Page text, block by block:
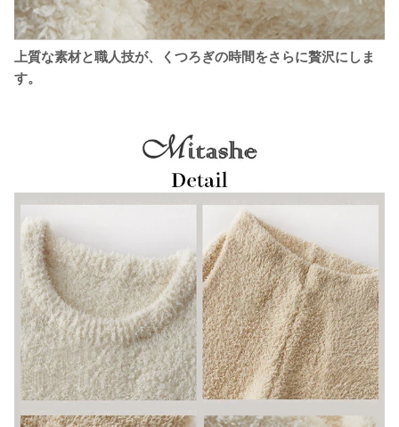
上質な素材と職人技が、くつろぎの時間をさらに贅沢にしま
す。